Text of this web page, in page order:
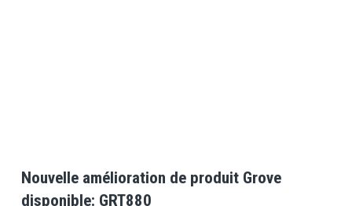
Nouvelle amélioration de produit Grove
disponible: GRT880